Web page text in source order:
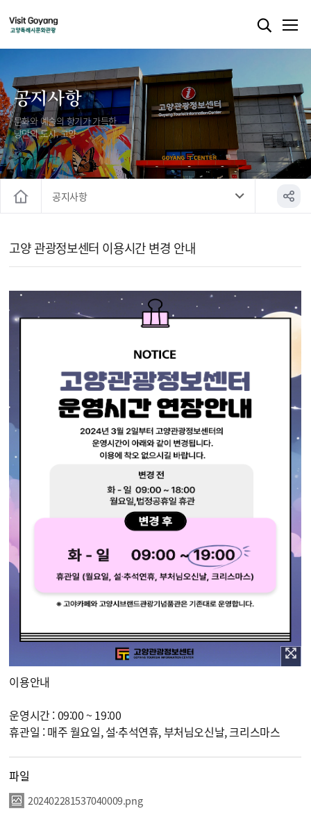
공지사항
문화와 예술의 향기가 가득한
낭만의 도시, 고양
공지사항
고양 관광정보센터 이용시간 변경 안내
이용안내
운영시간 : 09:00 ~ 19:00
휴관일 : 매주 월요일, 설·추석연휴, 부처님오신날, 크리스마스
파일
202402281537040009.png